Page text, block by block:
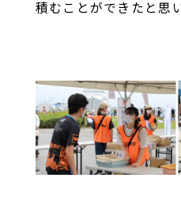
積むことができたと思